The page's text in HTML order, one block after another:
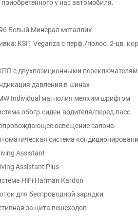
у нас автомобиля.
Белый Минерал металлик
KSI1 Veganza с перф./полос. 2-цв.
с двухпозиционными
давления в шинах
Individual магнолия мелким шрифтом
обогр.сиден.водителя/перед.пасс.
освещение салона
система
Assistant
Assistant Plus
HiFi Harman Kardon
для беспроводной зарядки
защита пешеходов